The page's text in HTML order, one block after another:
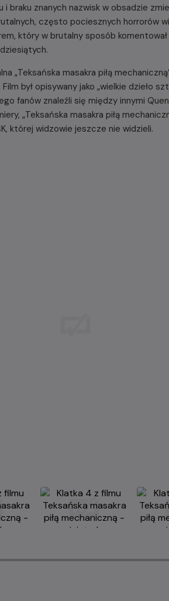
i braku znanych nazwisk w obsadzie
często pociesznych horrorów
który w brutalny sposób
„Teksańska masakra piłą
Film był opisywany jako „wielkie dzieło
fanów znaleźli się między innymi
„Teksańska masakra piłą
której widzowie jeszcze nie widzieli.